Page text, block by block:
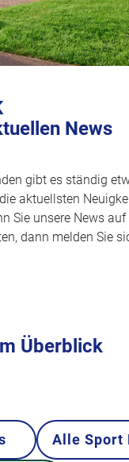
News
gibt es ständig
aktuellsten
Sie unsere News
dann melden Sie
Überblick
Alle Sport